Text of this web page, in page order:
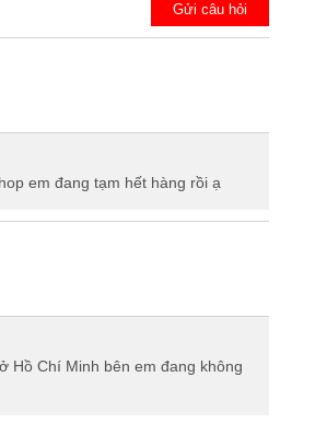
với iphone X hay thậm chí iPhone
Gửi câu hỏi
em đang tạm hết hàng rồi ạ
Hồ Chí Minh bên em đang không